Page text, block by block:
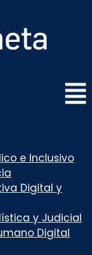
e Inclusivo
Digital y
y Judicial
Digital